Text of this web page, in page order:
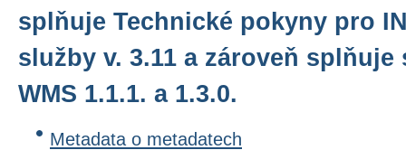
splňuje Technické pokyny pro
služby v. 3.11 a zároveň splňuje
WMS 1.1.1. a 1.3.0.
Metadata o metadatech